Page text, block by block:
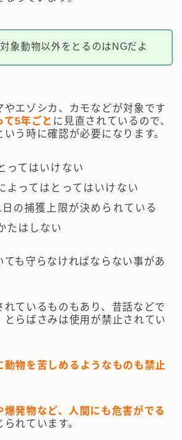
象動物以外をとるのはNGだよ
やエゾシカ、カモなどが対象です
て5年ごと に見直されているので、
う時に確認が必要になります。
ってはいけない
よってはとってはいけない
の捕獲上限が決められている
たはしない
ても守らなければならない事があ
れているものもあり、昔話などで
とらばさみは使用が禁止されてい
動物を苦しめるようなものも禁止
爆発物など、人間にも危害がでる
られています。